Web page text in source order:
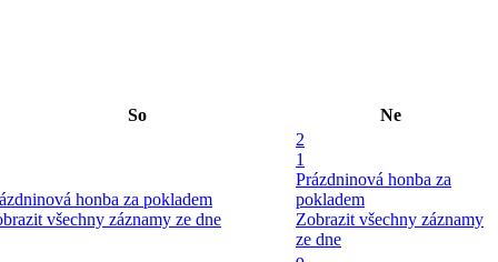
So Ne
honba za pokladem
všechny záznamy ze dne
2
1
Prázdninová honba za
pokladem
Zobrazit všechny záznamy
ze dne